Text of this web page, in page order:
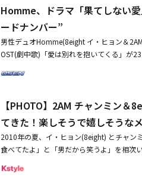
集中させている。キム・ムヨルは今月3日
ンアが自身のInstagram(写真共有SNS)に
はの特別な感動、お疲れ様でした」という
は、ユン・スンアを抱き寄せて目を閉じて
く微笑んでいる。2012年2月に恋人関係で
キム・ムヨルのために、恋人ユン・スンア
今年下半期の音楽界を輝かせた。服務期
隊後、頼もしい姿を見せてSUPER JUNIOR
SHOW」など多忙な活動を繰り広げている
日に開催されたソウル公演を皮切りに、日
ンも除隊してすぐに8eightとHOMMEの新
ンの軍除隊により、デュエット活動を再開
でKstyleに到着。Kstyleをご覧の皆さんに
単！「Kstyle公式 Twitterアカウント」をフ
ートするだけ。奮ってご応募ください。
法】Step1： Kstyle公式Twitterアカウント
記の「Twitterで応募する」ボタンからツイ
4：30 ～ 9月26日(金) 11：00まで【参加
の上、決定させていただきます。・プレ
い。・当選者の方にはKstyle(＠
ご連絡をさせていただきます。・プレゼン
8：30となります。※DM(ダイレクトメッセ
関して、弊社が不適切な行為がされている
Homme、ドラマ「果てしない
ードナンバー”
男性デュオHomme(8eight イ・ヒョン＆
OST(劇中歌)「愛は別れを抱いてくる」が
ドドクター」の音楽監督として有名なチェ
は最近、KBS 2TVバラエティ番組「不朽の
【PHOTO】2AM チャンミン
てきた！楽しそうで嬉しそうな
2010年の夏、イ・ヒョン(8eight) とチャン
食べてたよ」と「男だから笑うよ」を相次
そうで楽しそうなメイキング写真をKstyle